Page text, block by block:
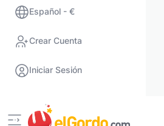
Español - €
Crear Cuenta
Iniciar Sesión